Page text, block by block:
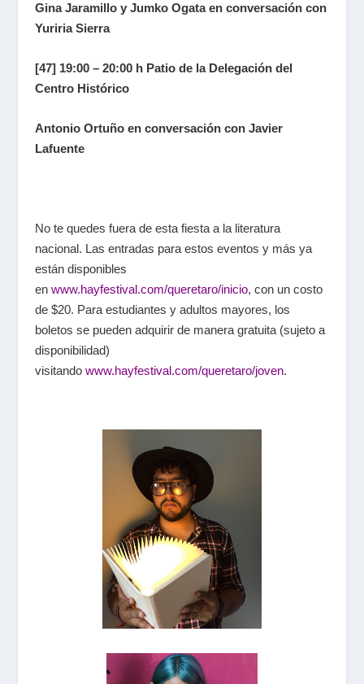
Gina Jaramillo y Jumko Ogata en conversación con
Yuriria Sierra
[47] 19:00 – 20:00 h Patio de la Delegación del
Centro Histórico
Antonio Ortuño en conversación con Javier
Lafuente
No te quedes fuera de esta fiesta a la literatura
nacional. Las entradas para estos eventos y más ya
están disponibles
en www.hayfestival.com/queretaro/inicio, con un costo
de $20. Para estudiantes y adultos mayores, los
boletos se pueden adquirir de manera gratuita (sujeto a
disponibilidad)
visitando www.hayfestival.com/queretaro/joven.